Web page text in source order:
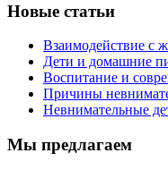
Новые статьи
Взаимодействие с
Дети и домашние
Воспитание и
Причины
Невнимательные
Мы предлагаем